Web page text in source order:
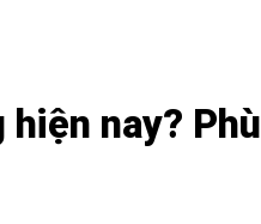
nay? Phù